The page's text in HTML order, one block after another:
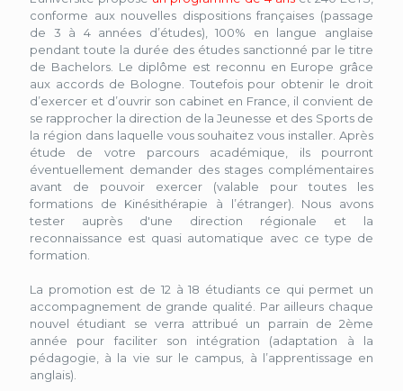
conforme aux nouvelles dispositions françaises (passage
de 3 à 4 années d’études), 100% en langue anglaise
pendant toute la durée des études sanctionné par le titre
de Bachelors. Le diplôme est reconnu en Europe grâce
aux accords de Bologne. Toutefois pour obtenir le droit
d’exercer et d’ouvrir son cabinet en France, il convient de
se rapprocher la direction de la Jeunesse et des Sports de
la région dans laquelle vous souhaitez vous installer. Après
étude de votre parcours académique, ils pourront
éventuellement demander des stages complémentaires
avant de pouvoir exercer (valable pour toutes les
formations de Kinésithérapie à l’étranger). Nous avons
tester auprès d'une direction régionale et la
reconnaissance est quasi automatique avec ce type de
formation.
La promotion est de 12 à 18 étudiants ce qui permet un
accompagnement de grande qualité. Par ailleurs chaque
nouvel étudiant se verra attribué un parrain de 2ème
année pour faciliter son intégration (adaptation à la
pédagogie, à la vie sur le campus, à l’apprentissage en
anglais).